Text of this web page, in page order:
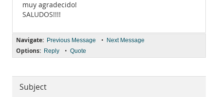
muy agradecido!
SALUDOS!!!!
Navigate: Previous Message • Next Message
Options: Reply • Quote
Subject